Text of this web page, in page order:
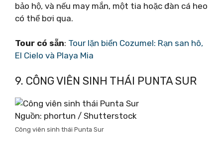
bảo hộ, và nếu may mắn, một tia hoặc đàn cá heo
có thể bơi qua.
Tour có sẵn: Tour lặn biển Cozumel: Rạn san hô,
El Cielo và Playa Mia
9. CÔNG VIÊN SINH THÁI PUNTA SUR
Nguồn: phortun / Shutterstock
Công viên sinh thái Punta Sur